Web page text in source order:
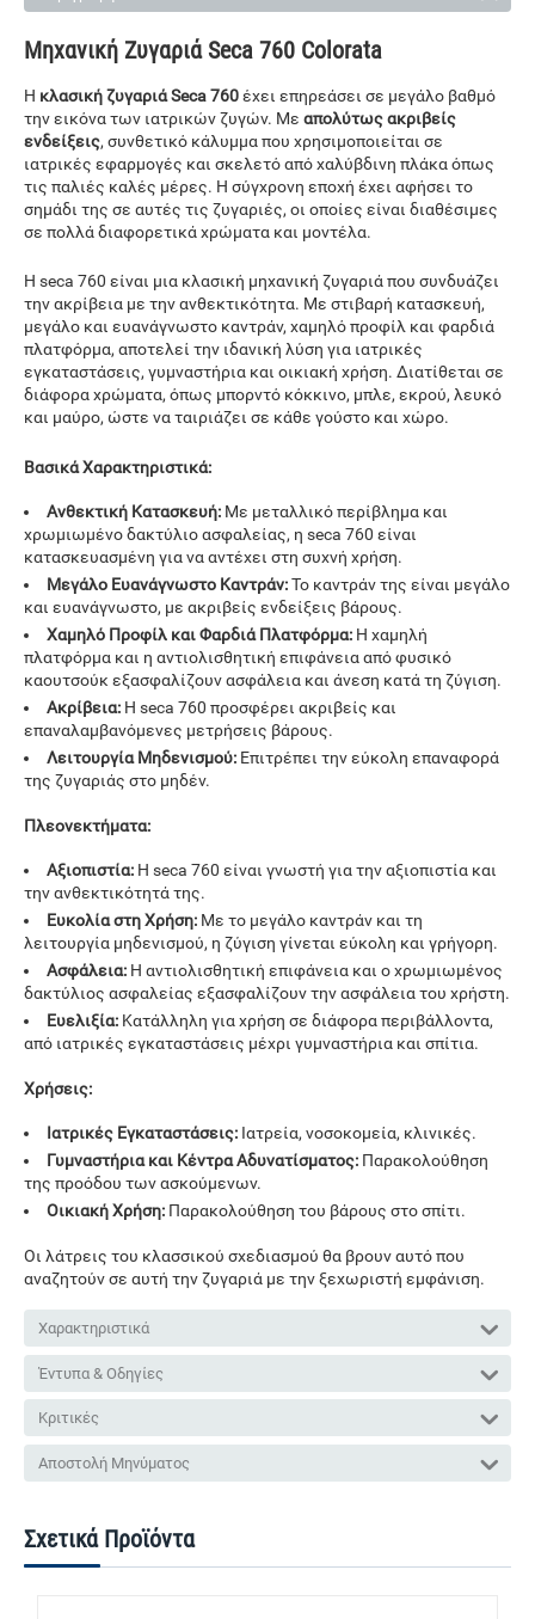
Μηχανική Ζυγαριά Seca 760 Colorata
Η κλασική ζυγαριά Seca 760έχει επηρεάσει σε μεγάλο βαθμό
την εικόνα των ιατρικών ζυγών. Με απολύτως ακριβείς
ενδείξεις, συνθετικό κάλυμμα που χρησιμοποιείται σε
ιατρικές εφαρμογές και σκελετό από χαλύβδινη πλάκα όπως
τις παλιές καλές μέρες. Η σύγχρονη εποχή έχει αφήσει το
σημάδι της σε αυτές τις ζυγαριές, οι οποίες είναι διαθέσιμες
σε πολλά διαφορετικά χρώματα και μοντέλα.
Η seca 760 είναι μια κλασική μηχανική ζυγαριά που συνδυάζει
την ακρίβεια με την ανθεκτικότητα. Με στιβαρή κατασκευή,
μεγάλο και ευανάγνωστο καντράν, χαμηλό προφίλ και φαρδιά
πλατφόρμα, αποτελεί την ιδανική λύση για ιατρικές
εγκαταστάσεις, γυμναστήρια και οικιακή χρήση. Διατίθεται σε
διάφορα χρώματα, όπως μπορντό κόκκινο, μπλε, εκρού, λευκό
και μαύρο, ώστε να ταιριάζει σε κάθε γούστο και χώρο.
Βασικά Χαρακτηριστικά:
Ανθεκτική Κατασκευή: Με μεταλλικό περίβλημα και
χρωμιωμένο δακτύλιο ασφαλείας, η seca 760 είναι
κατασκευασμένη για να αντέχει στη συχνή χρήση.
Μεγάλο Ευανάγνωστο Καντράν:Το καντράν της είναι μεγάλο
και ευανάγνωστο, με ακριβείς ενδείξεις βάρους.
Χαμηλό Προφίλ και Φαρδιά Πλατφόρμα: Η χαμηλή
πλατφόρμα και η αντιολισθητική επιφάνεια από φυσικό
καουτσούκ εξασφαλίζουν ασφάλεια και άνεση κατά τη ζύγιση.
Ακρίβεια: Η seca 760 προσφέρει ακριβείς και
επαναλαμβανόμενες μετρήσεις βάρους.
Λειτουργία Μηδενισμού: Επιτρέπει την εύκολη επαναφορά
της ζυγαριάς στο μηδέν.
Πλεονεκτήματα:
Αξιοπιστία: Η seca 760 είναι γνωστή για την αξιοπιστία και
την ανθεκτικότητά της.
Ευκολία στη Χρήση: Με το μεγάλο καντράν και τη
λειτουργία μηδενισμού, η ζύγιση γίνεται εύκολη και γρήγορη.
Ασφάλεια: Η αντιολισθητική επιφάνεια και ο χρωμιωμένος
δακτύλιος ασφαλείας εξασφαλίζουν την ασφάλεια του χρήστη.
Ευελιξία: Κατάλληλη για χρήση σε διάφορα περιβάλλοντα,
από ιατρικές εγκαταστάσεις μέχρι γυμναστήρια και σπίτια.
Χρήσεις:
Ιατρικές Εγκαταστάσεις: Ιατρεία, νοσοκομεία, κλινικές.
Γυμναστήρια και Κέντρα Αδυνατίσματος: Παρακολούθηση
της προόδου των ασκούμενων.
Οικιακή Χρήση: Παρακολούθηση του βάρους στο σπίτι.
Οι λάτρεις του κλασσικού σχεδιασμού θα βρουν αυτό που
αναζητούν σε αυτή την ζυγαριά με την ξεχωριστή εμφάνιση.
Χαρακτηριστικά
Έντυπα & Οδηγίες
Κριτικές
Αποστολή Μηνύματος
Σχετικά Προϊόντα